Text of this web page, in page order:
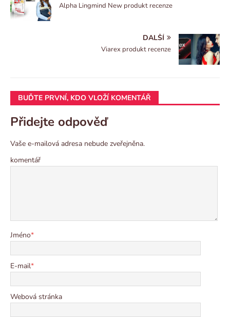
Alpha Lingmind New produkt recenze
DALŠÍ
Viarex produkt recenze
BUĎTE PRVNÍ, KDO VLOŽÍ KOMENTÁŘ
Přidejte odpověď
Vaše e-mailová adresa nebude zveřejněna.
komentář
Jméno*
E-mail*
Webová stránka